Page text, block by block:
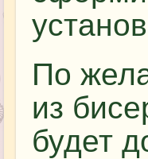
По
из
будет